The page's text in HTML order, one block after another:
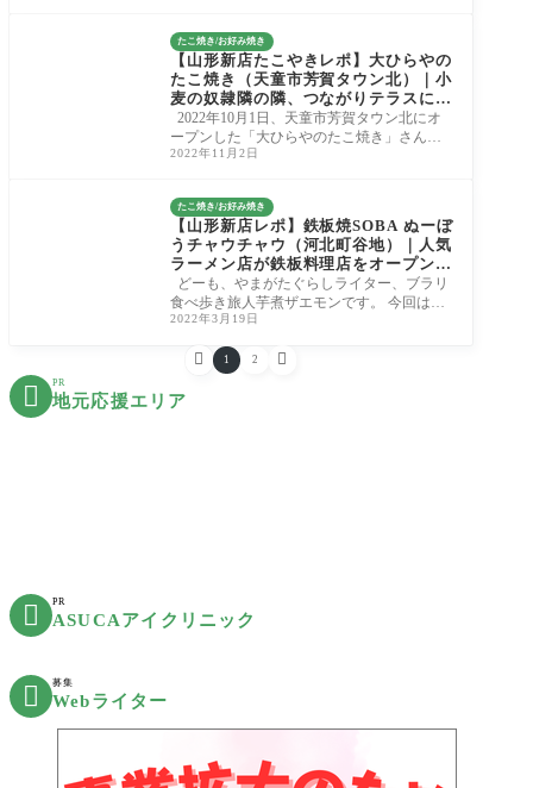
たこ焼き/お好み焼き
【山形新店たこやきレポ】大ひらやの
たこ焼き（天童市芳賀タウン北）｜小
麦の奴隷隣の隣、つながりテラスにオ
ープンしたたこ焼き屋さん
2022年10月1日、天童市芳賀タウン北にオ
ープンした「大ひらやのたこ焼き」さんに
行ってきました。 9月にオープンしたパン屋
2022年11月2日
たこ焼き/お好み焼き
【山形新店レポ】鉄板焼SOBA ぬーぼ
うチャウチャウ（河北町谷地）｜人気
ラーメン店が鉄板料理店をオープンし
たようです！
どーも、やまがたぐらしライター、ブラリ
食べ歩き旅人芋煮ザエモンです。 今回は河
北町谷地にあります鉄板料理店、「鉄板焼S
2022年3月19日
 1 2 
 PR
地元応援エリア
 PR
ASUCAアイクリニック
 募集
Webライター